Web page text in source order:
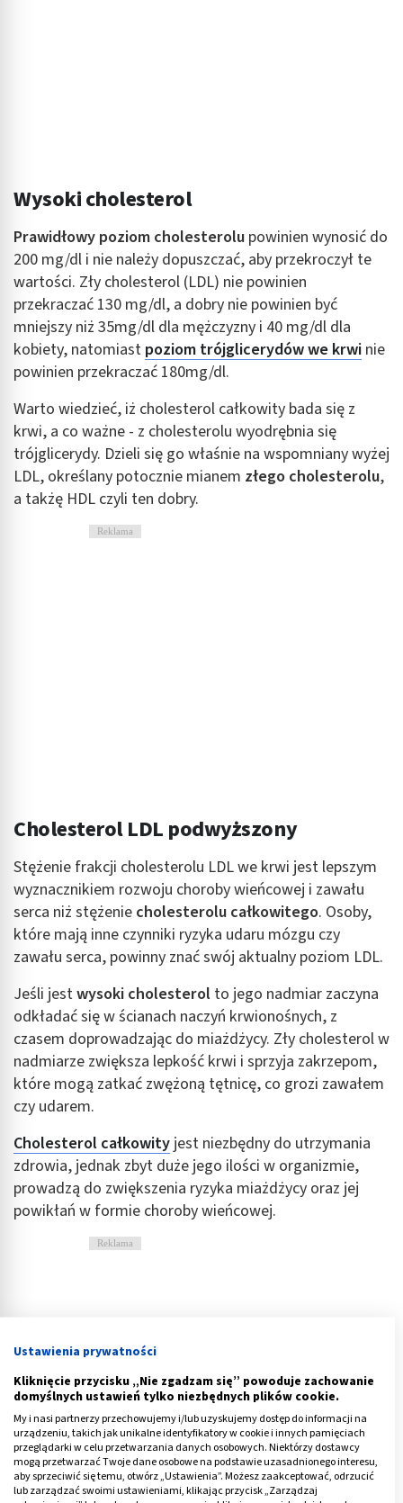
Wysoki cholesterol
Prawidłowy poziom cholesterolu powinien wynosić do
200 mg/dl i nie należy dopuszczać, aby przekroczył te
wartości. Zły cholesterol (LDL) nie powinien
przekraczać 130 mg/dl, a dobry nie powinien być
mniejszy niż 35mg/dl dla mężczyzny i 40 mg/dl dla
kobiety, natomiast poziom trójglicerydów we krwi nie
powinien przekraczać 180mg/dl.
Warto wiedzieć, iż cholesterol całkowity bada się z
krwi, a co ważne - z cholesterolu wyodrębnia się
trójglicerydy. Dzieli się go właśnie na wspomniany wyżej
LDL, określany potocznie mianem złego cholesterolu,
a takżę HDL czyli ten dobry.
Reklama
Cholesterol LDL podwyższony
Stężenie frakcji cholesterolu LDL we krwi jest lepszym
wyznacznikiem rozwoju choroby wieńcowej i zawału
serca niż stężenie cholesterolu całkowitego. Osoby,
które mają inne czynniki ryzyka udaru mózgu czy
zawału serca, powinny znać swój aktualny poziom LDL.
Jeśli jestwysoki cholesterol to jego nadmiar zaczyna
odkładać się w ścianach naczyń krwionośnych, z
czasem doprowadzając do miażdżycy. Zły cholesterol w
nadmiarze zwiększa lepkość krwi i sprzyja zakrzepom,
które mogą zatkać zwężoną tętnicę, co grozi zawałem
czy udarem.
Cholesterol całkowity jest niezbędny do utrzymania
zdrowia, jednak zbyt duże jego ilości w organizmie,
prowadzą do zwiększenia ryzyka miażdżycy oraz jej
powikłań w formie choroby wieńcowej.
Reklama
Ustawienia prywatności
Kliknięcie przycisku „Nie zgadzam się” powoduje zachowanie
domyślnych ustawień tylko niezbędnych plików cookie.
My i nasi partnerzy przechowujemy i/lub uzyskujemy dostęp do informacji na
urządzeniu, takich jak unikalne identyfikatory w cookie i innych pamięciach
przeglądarki w celu przetwarzania danych osobowych. Niektórzy dostawcy
mogą przetwarzać Twoje dane osobowe na podstawie uzasadnionego interesu,
aby sprzeciwić się temu, otwórz „Ustawienia”. Możesz zaakceptować, odrzucić
lub zarządzać swoimi ustawieniami, klikając przycisk „Zarządzaj